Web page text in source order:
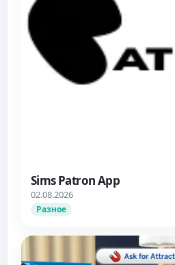
Sims Patron App
02.08.2026
Разное